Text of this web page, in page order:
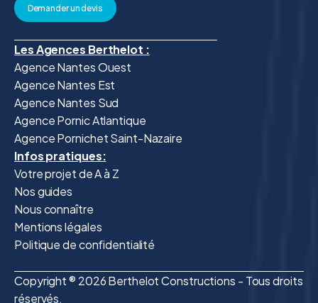
Demander un devis
Les Agences Berthelot :
Agence Nantes Ouest
Agence Nantes Est
Agence Nantes Sud
Agence Pornic Atlantique
Agence Pornichet Saint-Nazaire
Infos pratiques:
Votre projet de A à Z
Nos guides
Nous connaître
Mentions légales
Politique de confidentialité
Copyright ® 2026 Berthelot Constructions - Tous droits
réservés.